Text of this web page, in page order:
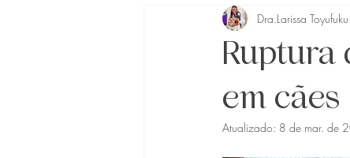
Cuidados com Pets
em cães
Dra.Larissa Toyufuku
Atualizado: 8 de mar. de